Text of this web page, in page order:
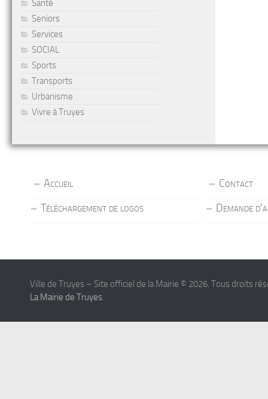
Santé
Seniors
Services
SOCIAL
Sports
Transports
Urbanisme
Vivre à Truyes
Accueil
Contact
Téléchargement de logos
Demande
Ville de Truyes – Site officiel de la Mairie © 2026. Tous droits
La Mairie de Truyes.